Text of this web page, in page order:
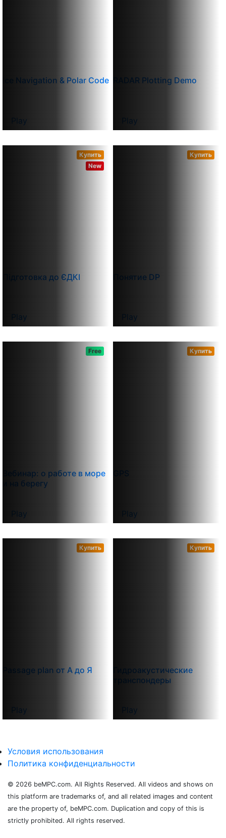
Ice Navigation & Polar Code
Play
RADAR Plotting Demo
Play
Купить
New
Підготовка до ЄДКІ
Play
Купить
Понятие DP
Play
Free
Вебинар: о работе в море
и на берегу
Play
Купить
GPS
Play
Купить
Passage plan от А до Я
Play
Купить
Гидроакустические
транспондеры
Play
Условия использования
Политика конфиденциальности
© 2026 beMPC.com. All Rights Reserved. All videos and shows on
this platform are trademarks of, and all related images and content
are the property of, beMPC.com. Duplication and copy of this is
strictly prohibited. All rights reserved.